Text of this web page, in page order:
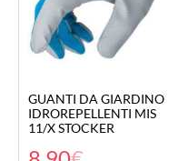
GUANTI DA GIARDINO
IDROREPELLENTI MIS
11/X STOCKER